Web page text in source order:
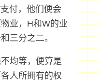
付，他们便会
业，H和W的业
三分之二。
均等，便算是
人所拥有的权